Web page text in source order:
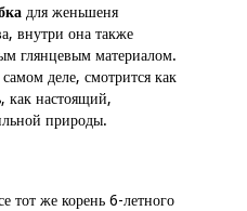
для женьшеня
внутри она также
глянцевым материалом.
деле, смотрится как
как настоящий,
природы.
тот же корень 6-летного